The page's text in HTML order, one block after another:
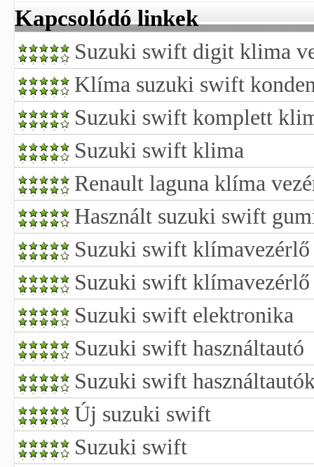
Kapcsolódó linkek
Suzuki swift digit klima
Klíma suzuki swift
Suzuki swift komplett
Suzuki swift klima
Renault laguna klíma
Használt suzuki swift
Suzuki swift
Suzuki swift klímavezérlő
Suzuki swift elektronika
Suzuki swift használtautó
Suzuki swift
Új suzuki swift
Suzuki swift